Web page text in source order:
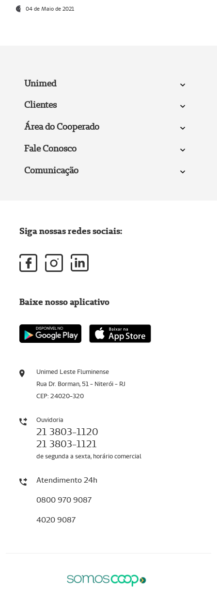
04 de Maio de 2021
Unimed
Clientes
Área do Cooperado
Fale Conosco
Comunicação
Unimed Leste Fluminense
Rua Dr. Borman, 51 - Niterói - RJ
CEP: 24020-320
Ouvidoria
21 3803-1120
21 3803-1121
de segunda a sexta, horário comercial
Atendimento 24h
0800 970 9087
4020 9087
Siga nossas redes sociais:
Baixe nosso aplicativo